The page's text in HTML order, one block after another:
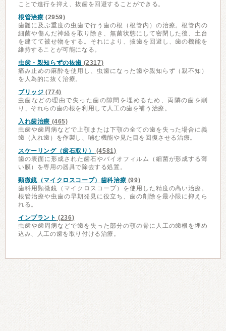
ことで進行を抑え、抜歯を回避することができる。
根管治療 (2959)
歯髄に及ぶ重度の虫歯で行う歯の根（根管内）の治療。根管内の
細菌や傷んだ神経を取り除き、無菌状態にして密閉した後、土台
を建てて被せ物をする。それにより、抜歯を回避し、歯の機能を
維持することが可能になる。
虫歯・親知らずの抜歯 (2317)
痛み止めの麻酔を使用し、虫歯になった歯や親知らず（親不知）
を人為的に抜く治療。
ブリッジ (774)
虫歯などの理由で失った歯の隙間を埋めるため、両隣の歯を削
り、それらの歯の根を利用して人工の歯を補う治療。
入れ歯治療 (465)
虫歯や歯周病などで上顎または下顎の全ての歯を失った場合に義
歯（入れ歯）を作製し、噛む機能や見た目を回復させる治療。
スケーリング（歯石取り）
(4581)
歯の表面に形成された歯石やバイオフィルム（細菌が形成する薄
い膜）を専用の器具で除去する処置。
顕微鏡（マイクロスコープ）歯科治療 (99)
歯科用顕微鏡（マイクロスコープ）を使用した精度の高い治療。
根管治療や虫歯の早期発見に役立ち、歯の削除を最小限に抑えら
れる。
インプラント (236)
虫歯や歯周病などで歯を失った部分の顎の骨に人工の歯根を埋め
込み、人工の歯を取り付ける治療。